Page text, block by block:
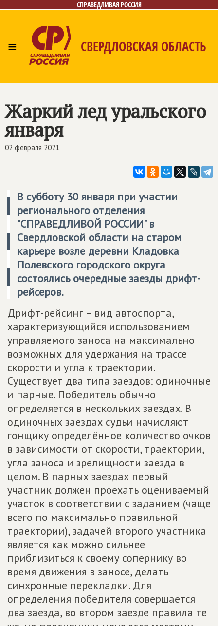
СПРАВЕДЛИВАЯ РОССИЯ
≡ СВЕРДЛОВСКАЯ ОБЛАСТЬ
Жаркий лед уральского
января
02 февраля 2021
В субботу 30 января при участии
регионального отделения
"СПРАВЕДЛИВОЙ РОССИИ" в
Свердловской области на старом
карьере возле деревни Кладовка
Полевского городского округа
состоялись очередные заезды дрифт-
рейсеров.
Дрифт-рейсинг – вид автоспорта,
характеризующийся использованием
управляемого заноса на максимально
возможных для удержания на трассе
скорости и угла к траектории.
Существует два типа заездов: одиночные
и парные. Победитель обычно
определяется в нескольких заездах. В
одиночных заездах судьи начисляют
гонщику определённое количество очков
в зависимости от скорости, траектории,
угла заноса и зрелищности заезда в
целом. В парных заездах первый
участник должен проехать оцениваемый
участок в соответствии с заданием (чаще
всего по максимально правильной
траектории), задачей второго участника
является как можно сильнее
приблизиться к своему сопернику во
время движения в заносе, делать
синхронные перекладки. Для
определения победителя совершается
два заезда, во втором заезде правила те